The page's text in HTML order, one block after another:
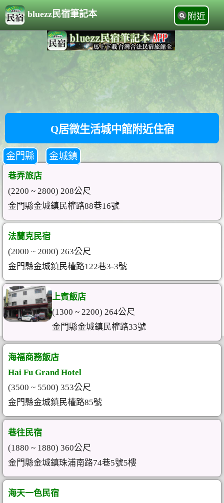
bluezz民宿筆記本 附近
Q居微生活城中館附近住宿
金門縣 金城鎮
巷弄旅店
(2200 ~ 2800) 208公尺
金門縣金城鎮民權路88巷16號
法蘭克民宿
(2000 ~ 2000) 263公尺
金門縣金城鎮民權路122巷3-3號
上賓飯店
(1300 ~ 2200) 264公尺
金門縣金城鎮民權路33號
海福商務飯店
Hai Fu Grand Hotel
(3500 ~ 5500) 353公尺
金門縣金城鎮民權路85號
巷往民宿
(1880 ~ 1880) 360公尺
金門縣金城鎮珠浦南路74巷5號5樓
海天一色民宿